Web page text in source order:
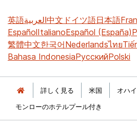
英語العربية中文 ドイツ語日本語
EspañolItalianoEspañol (España)
繁體中文한국어Nederlandsไทย
Bahasa IndonesiaРусскийPolski
詳しく見る 米国 オハ
モンローのホテルプール付き